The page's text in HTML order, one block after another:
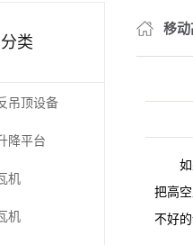
类
吊顶设备
降平台
机
机
移
如
把高
不好